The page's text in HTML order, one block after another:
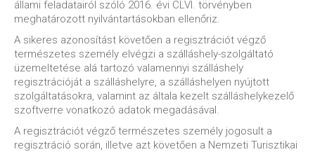
állami feladatairól szóló 2016. évi CLVI. törvényben
meghatározott nyilvántartásokban ellenőriz.
A sikeres azonosítást követően a regisztrációt végző
természetes személy elvégzi a szálláshely-szolgáltató
üzemeltetése alá tartozó valamennyi szálláshely
regisztrációját a szálláshelyre, a szálláshelyen nyújtott
szolgáltatásokra, valamint az általa kezelt szálláshelykezelő
szoftverre vonatkozó adatok megadásával.
A regisztrációt végző természetes személy jogosult a
regisztráció során, illetve azt követően a Nemzeti Turisztikai